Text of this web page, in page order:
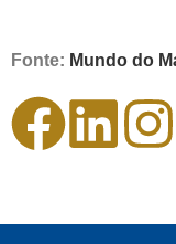
Fonte: Mundo do